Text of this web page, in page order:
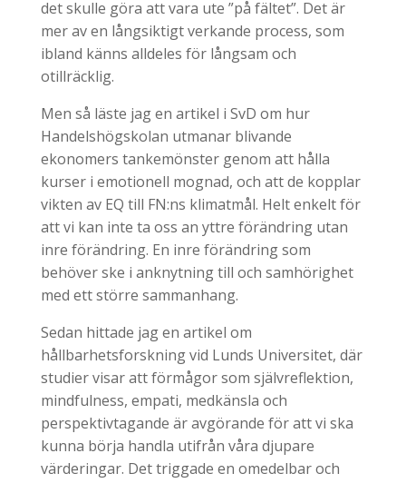
det skulle göra att vara ute ”på fältet”. Det är
mer av en långsiktigt verkande process, som
ibland känns alldeles för långsam och
otillräcklig.
Men så läste jag en artikel i SvD om hur
Handelshögskolan utmanar blivande
ekonomers tankemönster genom att hålla
kurser i emotionell mognad, och att de kopplar
vikten av EQ till FN:ns klimatmål. Helt enkelt för
att vi kan inte ta oss an yttre förändring utan
inre förändring. En inre förändring som
behöver ske i anknytning till och samhörighet
med ett större sammanhang.
Sedan hittade jag en artikel om
hållbarhetsforskning vid Lunds Universitet, där
studier visar att förmågor som självreflektion,
mindfulness, empati, medkänsla och
perspektivtagande är avgörande för att vi ska
kunna börja handla utifrån våra djupare
värderingar. Det triggade en omedelbar och